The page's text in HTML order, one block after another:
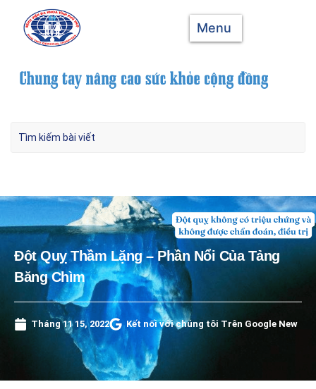
Menu
Đột Quỵ Thầm Lặng – Phần Nổi Của Tảng
Băng Chìm
Tháng 11 15, 2022 Kết nối với chúng tôi Trên Google New